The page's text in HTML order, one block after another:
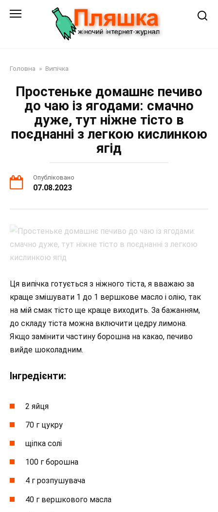
Головна » Випічка
Простеньке домашнє печиво
до чаю із ягодами: смачно
дуже, тут ніжне тісто в
поєднанні з легкою кислинкою
ягід
Опубліковано
07.08.2023
Ця випічка готується з ніжного тіста, я вважаю за
краще змішувати 1 до 1 вершкове масло і олію, так
на мій смак тісто ще краще виходить. За бажанням,
до складу тіста можна включити цедру лимона.
Якщо замінити частину борошна на какао, печиво
вийде шоколадним.
Інгредієнти:
2 яйця
70 г цукру
щіпка солі
100 г борошна
4 г розпушувача
40 г вершкового масла